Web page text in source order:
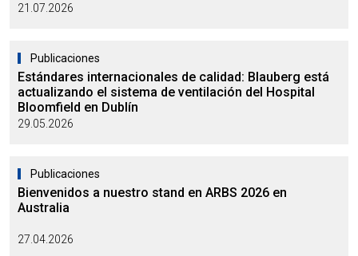
21.07.2026
Publicaciones
Estándares internacionales de calidad: Blauberg está
actualizando el sistema de ventilación del Hospital
Bloomfield en Dublín
29.05.2026
Publicaciones
Bienvenidos a nuestro stand en ARBS 2026 en
Australia
27.04.2026